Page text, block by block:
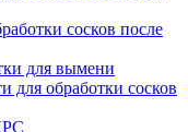
сосков после
для вымени
для обработки сосков